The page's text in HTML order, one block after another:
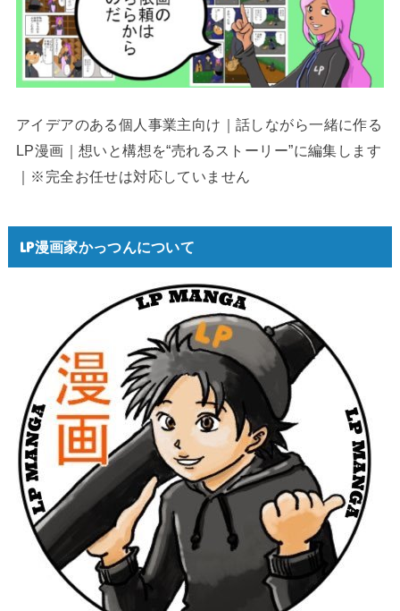
アイデアのある個人事業主向け｜話しながら一緒に作る
LP漫画｜想いと構想を“売れるストーリー”に編集します
｜※完全お任せは対応していません
LP漫画家かっつんについて